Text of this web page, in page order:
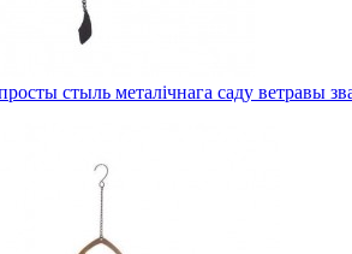
стыль металічнага саду ветравы